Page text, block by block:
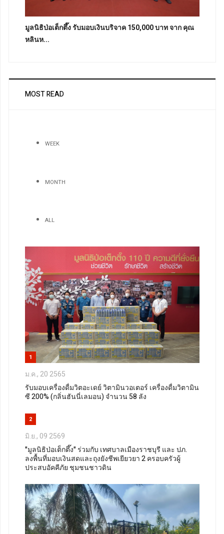
มูลนิธิป่อเต็กตึ๊ง รับมอบเงินบริจาค 150,000 บาท จาก คุณ
หลินห...
MOST READ
WEEK
MONTH
ALL
1
ม.ค., 20 2565
รับมอบเครื่องดื่มวิตอะเดย์ วิตามินวอเตอร์ เครื่องดื่มวิตามิน
ซี 200% (กลิ่นฮันนี่เลมอน) จำนวน 58 ลัง
2
มิ.ย., 09 2569
"มูลนิธิป่อเต็กตึ๊ง" ร่วมกับ เทศบาลเมืองราชบุรี และ ปภ.
ลงพื้นที่มอบเงินสดและถุงยังชีพเยียวยา 2 ครอบครัวผู้
ประสบอัคคีภัย ชุมชนชาวดิน